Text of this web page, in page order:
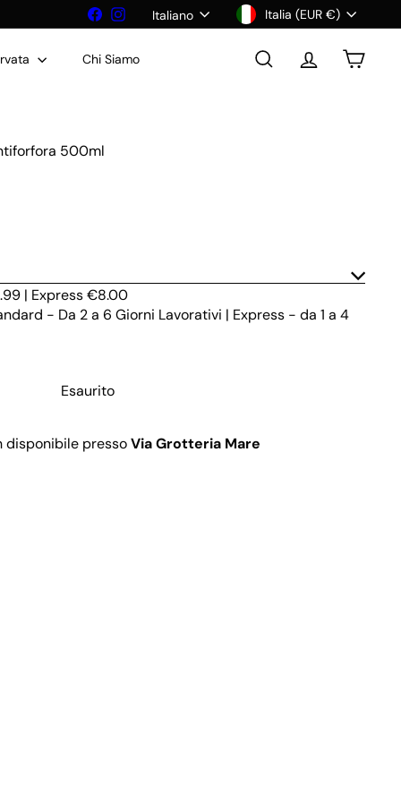
FacebookInstagram
Lingua
Italiano
Valuta
Italia (EUR €)
Chi Siamo Cerca AccountCarrello
500ml
| Express €8.00
- Da 2 a 6 Giorni Lavorativi | Express - da 1 a 4
Esaurito
disponibile pressoVia Grotteria Mare